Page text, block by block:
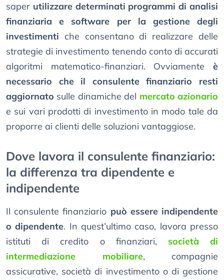
saper utilizzare determinati programmi di analisi
finanziaria e software per la gestione degli
investimenti che consentano di realizzare delle
strategie di investimento tenendo conto di accurati
algoritmi matematico-finanziari. Ovviamente è
necessario che il consulente finanziario resti
aggiornato sulle dinamiche del mercato azionario
e sui vari prodotti di investimento in modo tale da
proporre ai clienti delle soluzioni vantaggiose.
Dove lavora il consulente finanziario:
la differenza tra dipendente e
indipendente
Il consulente finanziario può essere indipendente
o dipendente. In quest’ultimo caso, lavora presso
istituti di credito o finanziari, società di
intermediazione mobiliare, compagnie
assicurative, società di investimento o di gestione